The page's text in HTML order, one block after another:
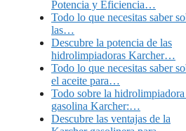
Potencia y Eficiencia…
Todo lo que necesitas saber
las…
Descubre la potencia de las
hidrolimpiadoras Karcher…
Todo lo que necesitas saber
el aceite para…
Todo sobre la hidrolimpiadora
gasolina Karcher:…
Descubre las ventajas de la